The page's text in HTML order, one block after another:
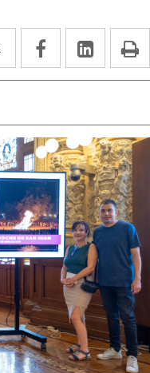
Twitter
Enlace
a
aplicación
externa.
Facebook
Enlace
a
aplicación
externa.
Enlace
a